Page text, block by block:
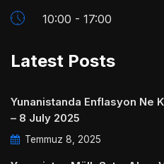
10:00 - 17:00
Latest Posts
Yunanistanda Enflasyon Ne
– 8 July 2025
Temmuz 8, 2025